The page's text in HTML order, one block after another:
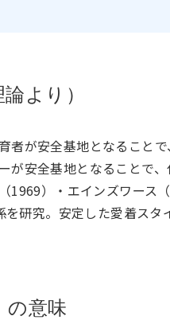
より）
者が安全基地となること
が安全基地となることで
1969）・エインズワース
研究。安定した愛着ス
の意味